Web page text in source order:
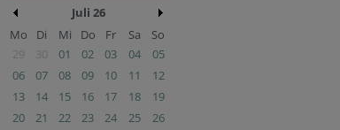
Juli 26
Mo
Di Mi Do Fr Sa
So
29
30 01 02 03 04
05
06
07 08 09 10 11
12
13
14 15 16 17 18
19
20
21 22 23 24 25
26